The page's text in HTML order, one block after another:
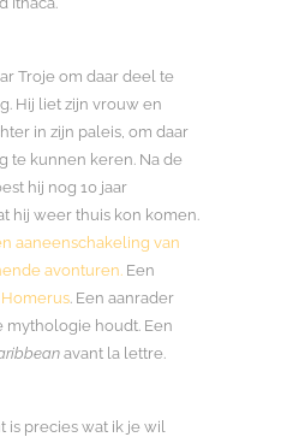
Troje om daar deel te
Hij liet zijn vrouw en
in zijn paleis, om daar
te kunnen keren. Na de
hij nog 10 jaar
hij weer thuis kon komen.
aaneenschakeling van
avonturen. Een
Homerus. Een aanrader
mythologie houdt. Een
avant la lettre.
is precies wat ik je wil